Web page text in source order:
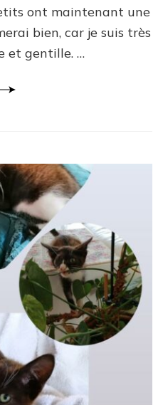
ont maintenant une
bien, car je suis très
et gentille. …